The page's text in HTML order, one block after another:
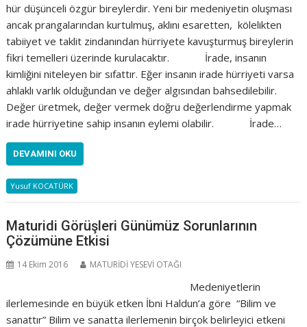
hür düşünceli özgür bireylerdir. Yeni bir medeniyetin oluşması
ancak prangalarından kurtulmuş, aklını esaretten, kölelikten
tabiiyet ve taklit zindanından hürriyete kavuşturmuş bireylerin
fikri temelleri üzerinde kurulacaktır. İrade, insanın
kimliğini niteleyen bir sıfattır. Eğer insanın irade hürriyeti varsa
ahlaklı varlık olduğundan ve değer algısından bahsedilebilir.
Değer üretmek, değer vermek doğru değerlendirme yapmak
irade hürriyetine sahip insanın eylemi olabilir. İrade…
DEVAMINI OKU
Yusuf KOCATÜRK
Maturidi Görüşleri Günümüz Sorunlarının
Çözümüne Etkisi
14 Ekim 2016 MATURİDİ YESEVİ OTAĞI
Medeniyetlerin
ilerlemesinde en büyük etken İbni Haldun’a göre “Bilim ve
sanattır” Bilim ve sanatta ilerlemenin birçok belirleyici etkeni